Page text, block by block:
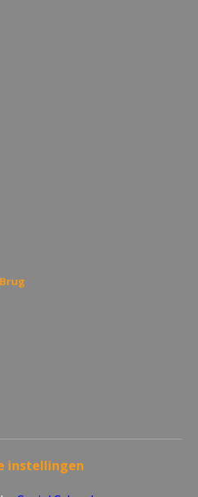
instellingen